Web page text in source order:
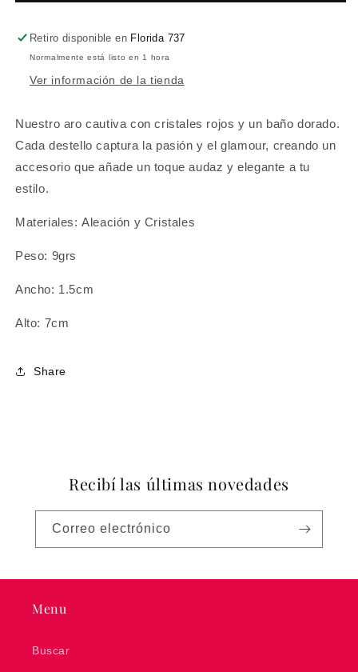
Retiro disponible en Florida 737
Normalmente está listo en 1 hora
Ver información de la tienda
Nuestro aro cautiva con cristales rojos y un baño dorado.
Cada destello captura la pasión y el glamour, creando un
accesorio que añade un toque audaz y elegante a tu
estilo.
Materiales:Aleación y Cristales
Peso: 9grs
Ancho: 1.5cm
Alto: 7cm
Share
Recibí las últimas novedades
Correo electrónico
Menu
Buscar